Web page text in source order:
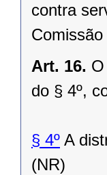
contra
Art. 16.
do § 4º,
§ 4º A
(NR)